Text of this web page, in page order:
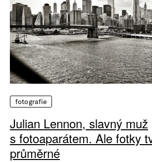
fotografie
Julian Lennon, slavný muž
s fotoaparátem. Ale fotky
průměrné